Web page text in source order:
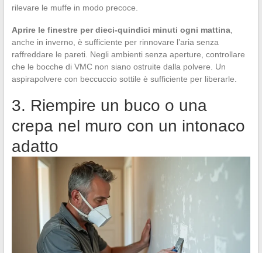
rilevare le muffe in modo precoce.
Aprire le finestre per dieci-quindici minuti ogni mattina,
anche in inverno, è sufficiente per rinnovare l’aria senza
raffreddare le pareti. Negli ambienti senza aperture, controllare
che le bocche di VMC non siano ostruite dalla polvere. Un
aspirapolvere con beccuccio sottile è sufficiente per liberarle.
3. Riempire un buco o una
crepa nel muro con un intonaco
adatto